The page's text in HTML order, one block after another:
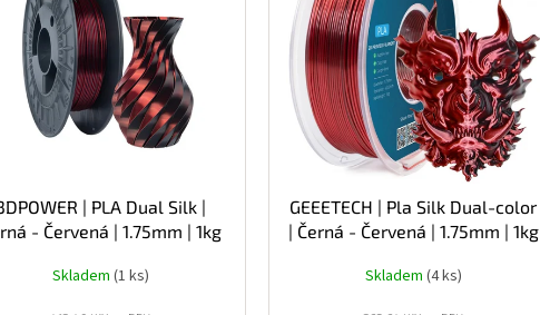
| PLA Dual Silk |
- Červená | 1.75mm | 1kg
Skladem (1 ks)
GEEETECH | Pla Silk Dual-color
| Černá - Červená | 1.75mm | 1kg
Skladem (4 ks)